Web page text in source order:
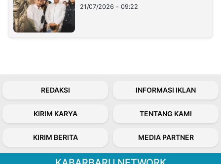
21/07/2026 - 09:22
REDAKSI INFORMASI IKLAN
KIRIM KARYA TENTANG KAMI
KIRIM BERITA MEDIA PARTNER